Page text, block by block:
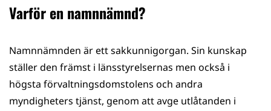
Varför en namnnämnd?
Namnnämnden är ett sakkunnigorgan. Sin kunskap
ställer den främst i länsstyrelsernas men också i
högsta förvaltningsdomstolens och andra
myndigheters tjänst, genom att avge utlåtanden i